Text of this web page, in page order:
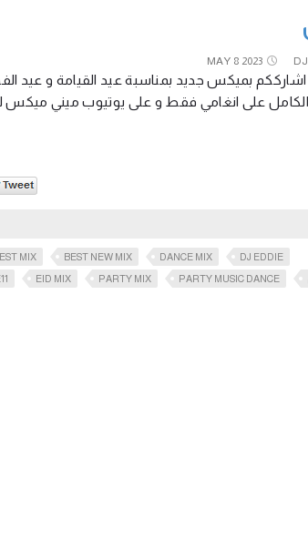
MAY 8 2023
على انغامي فقط و على يوتيوب ميني ميكس
MIX BEST NEW MIX DANCE MIX
DJ EDDIE
EID MIX PARTY MIX PARTY MUSIC DANCE